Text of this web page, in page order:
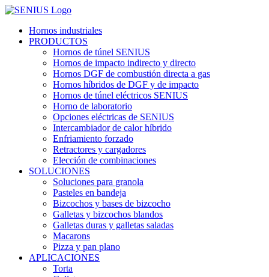
Skip
contentHornos industriales
PRODUCTOS
Hornos de túnel SENIUS
Hornos de impacto indirecto y directo
Hornos DGF de combustión directa a gas
Hornos híbridos de DGF y de impacto
Hornos de túnel eléctricos SENIUS
Horno de laboratorio
Opciones eléctricas de SENIUS
Intercambiador de calor híbrido
Enfriamiento forzado
Retractores y cargadores
Elección de combinaciones
SOLUCIONES
Soluciones para granola
Pasteles en bandeja
Bizcochos y bases de bizcocho
Galletas y bizcochos blandos
Galletas duras y galletas saladas
Macarons
Pizza y pan plano
APLICACIONES
Torta